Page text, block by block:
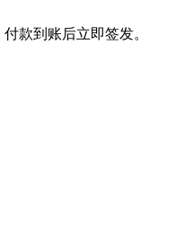
款到账后立即签发。